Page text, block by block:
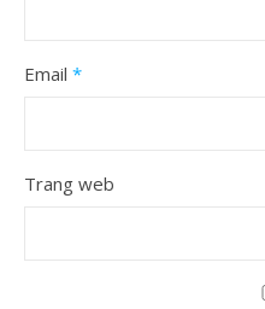
Email *
Trang web